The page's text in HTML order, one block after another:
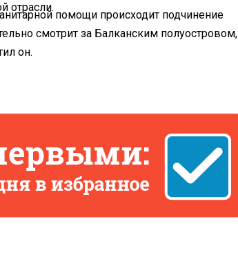
отрасли.
помощи происходит подчинение
смотрит за Балканским полуостровом,
он.